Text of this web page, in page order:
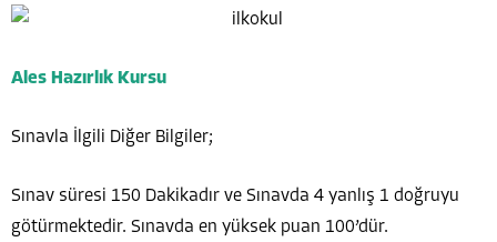
Ales Hazırlık Kursu
Sınavla İlgili Diğer Bilgiler;
Sınav süresi 150 Dakikadır ve Sınavda 4 yanlış 1 doğruyu
götürmektedir. Sınavda en yüksek puan 100’dür.